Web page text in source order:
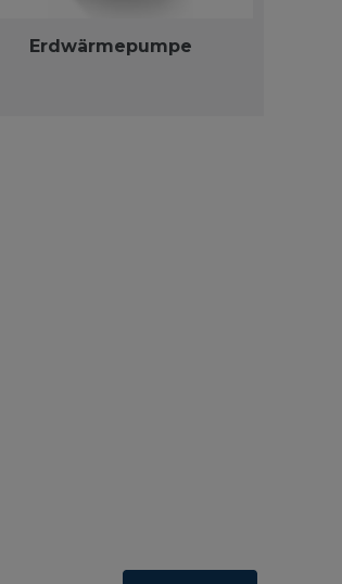
Erdwärmepumpe